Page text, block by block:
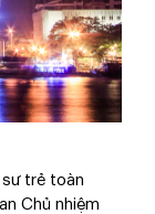
sư trẻ toàn
Chủ nhiệm